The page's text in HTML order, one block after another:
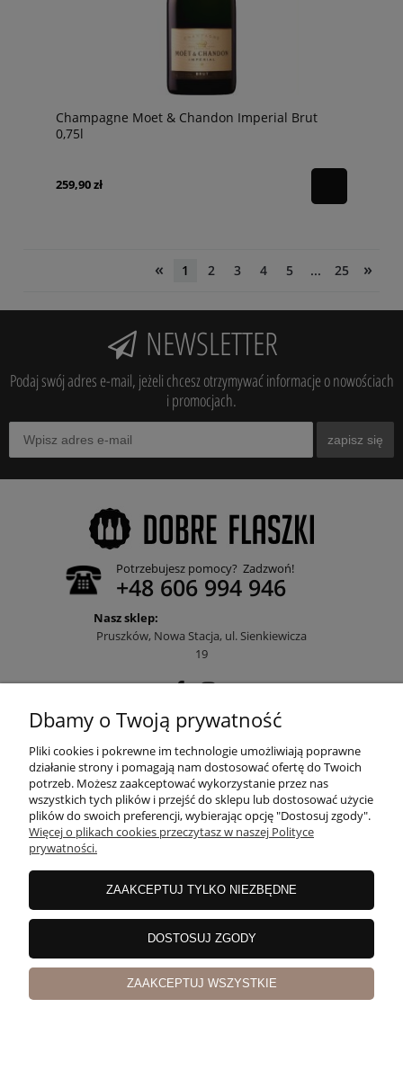
Champagne Moet & Chandon Imperial Brut
0,75l
259,90 zł
« 1 2 3 4 5 ... 25 »
NEWSLETTER
Podaj swój adres e-mail, jeżeli chcesz otrzymywać informacje o nowościach
i promocjach.
zapisz się
Potrzebujesz pomocy? Zadzwoń!
+48 606 994 946
Nasz sklep:
Pruszków, Nowa Stacja, ul. Sienkiewicza
19
POMOC
MOJE KONTO
PŁATNOŚCI I DOSTAWA
INFORMACJE
O NAS
Dbamy o Twoją prywatność
Pliki cookies i pokrewne im technologie umożliwiają poprawne
działanie strony i pomagają nam dostosować ofertę do Twoich
potrzeb. Możesz zaakceptować wykorzystanie przez nas
wszystkich tych plików i przejść do sklepu lub dostosować użycie
plików do swoich preferencji, wybierając opcję "Dostosuj zgody".
Więcej o plikach cookies przeczytasz w naszej Polityce
prywatności.
ZAAKCEPTUJ TYLKO NIEZBĘDNE
DOSTOSUJ ZGODY
ZAAKCEPTUJ WSZYSTKIE